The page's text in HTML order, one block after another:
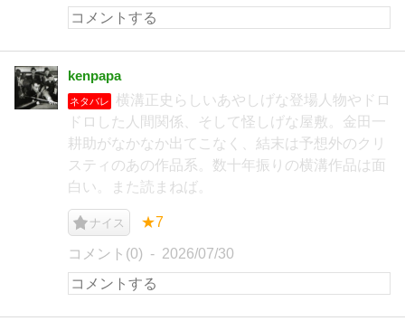
kenpapa
ネタバレ
横溝正史らしいあやしげな登場人物やドロ
ドロした人間関係、そして怪しげな屋敷。金田一
耕助がなかなか出てこなく、結末は予想外のクリ
スティのあの作品系。数十年振りの横溝作品は面
白い。また読まねば。
ナイス ★7
コメント(0) 2026/07/30